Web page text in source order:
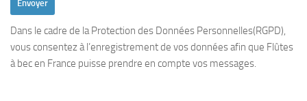
Dans le cadre de la Protection des Données Personnelles(RGPD),
vous consentez à l’enregistrement de vos données afin que Flûtes
à bec en France puisse prendre en compte vos messages.